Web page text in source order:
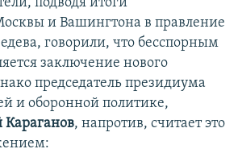
подводя итоги
и Вашингтона в правление
говорили, что бесспорным
заключение нового
председатель президиума
и оборонной политике,
Караганов, напротив, считает это